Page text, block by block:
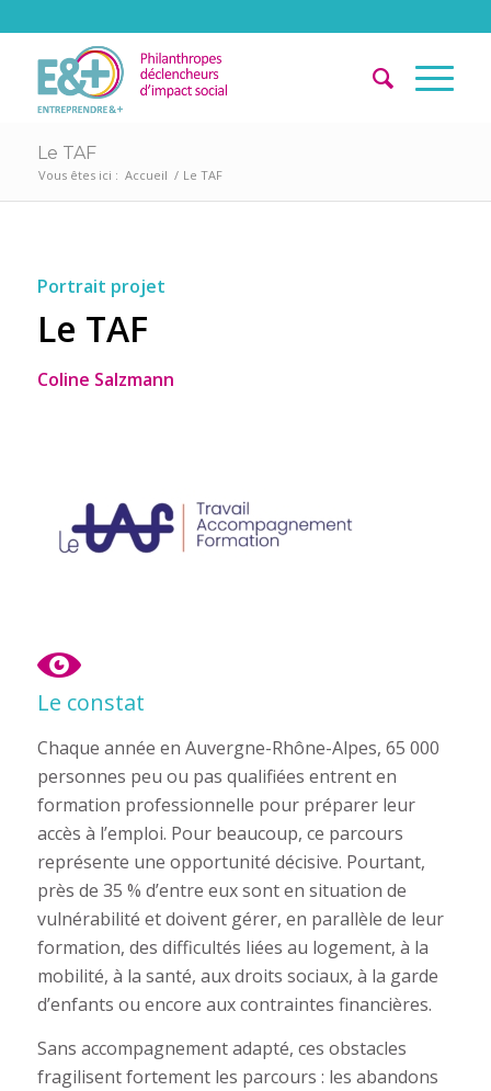
Le TAF
Vous êtes ici : Accueil / Le TAF
Portrait projet
Le TAF
Coline Salzmann
Le constat
Chaque année en Auvergne-Rhône-Alpes, 65 000
personnes peu ou pas qualifiées entrent en
formation professionnelle pour préparer leur
accès à l’emploi. Pour beaucoup, ce parcours
représente une opportunité décisive. Pourtant,
près de 35 % d’entre eux sont en situation de
vulnérabilité et doivent gérer, en parallèle de leur
formation, des difficultés liées au logement, à la
mobilité, à la santé, aux droits sociaux, à la garde
d’enfants ou encore aux contraintes financières.
Sans accompagnement adapté, ces obstacles
fragilisent fortement les parcours : les abandons